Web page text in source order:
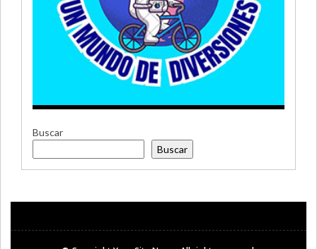
Buscar
Buscar